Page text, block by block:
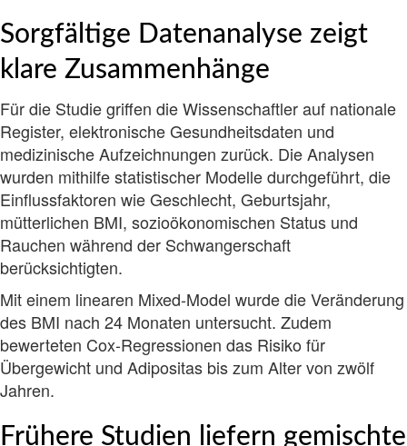
Sorgfältige Datenanalyse zeigt
klare Zusammenhänge
Für die Studie griffen die Wissenschaftler auf nationale
Register, elektronische Gesundheitsdaten und
medizinische Aufzeichnungen zurück. Die Analysen
wurden mithilfe statistischer Modelle durchgeführt, die
Einflussfaktoren wie Geschlecht, Geburtsjahr,
mütterlichen BMI, sozioökonomischen Status und
Rauchen während der Schwangerschaft
berücksichtigten.
Mit einem linearen Mixed-Model wurde die Veränderung
des BMI nach 24 Monaten untersucht. Zudem
bewerteten Cox-Regressionen das Risiko für
Übergewicht und Adipositas bis zum Alter von zwölf
Jahren.
Frühere Studien liefern gemischte